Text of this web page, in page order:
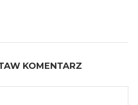
KOMENTARZ